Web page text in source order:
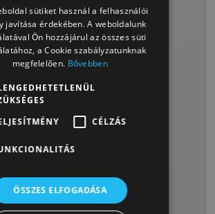
velünk
alapítója,
HUNGARIAN
sütiket használ a felhasználói
javítása érdekében. A weboldalunk
Ön hozzájárul az összes süti
a Cookie szabályzatunknak
megfelelően. Bővebben
CÉLZÁS
ÖSSZES ELFOGADÁSA